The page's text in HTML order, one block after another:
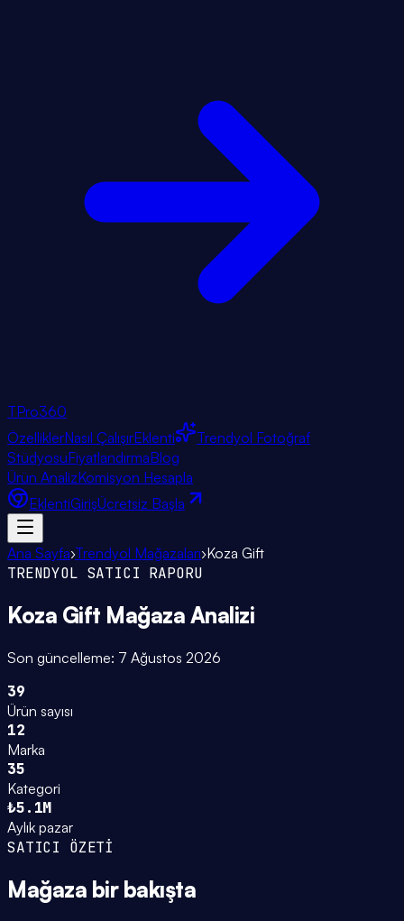
TPro360
ÖzelliklerNasıl ÇalışırEklenti
Trendyol Fotoğraf
StüdyosuFiyatlandırmaBlog
Ürün AnalizKomisyon Hesapla
EklentiGirişÜcretsiz Başla
Ana Sayfa›Trendyol Mağazaları›Koza Gift
TRENDYOL SATICI RAPORU
Koza Gift Mağaza Analizi
Son güncelleme: 7 Ağustos 2026
39
Ürün sayısı
12
Marka
35
Kategori
₺5.1M
Aylık pazar
SATICI ÖZETİ
Mağaza bir bakışta